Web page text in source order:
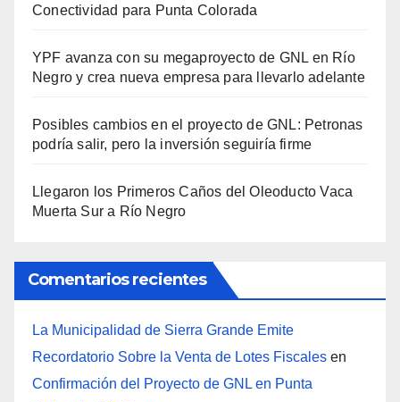
Conectividad para Punta Colorada
YPF avanza con su megaproyecto de GNL en Río
Negro y crea nueva empresa para llevarlo adelante
Posibles cambios en el proyecto de GNL: Petronas
podría salir, pero la inversión seguiría firme
Llegaron los Primeros Caños del Oleoducto Vaca
Muerta Sur a Río Negro
Comentarios recientes
La Municipalidad de Sierra Grande Emite
Recordatorio Sobre la Venta de Lotes Fiscales en
Confirmación del Proyecto de GNL en Punta